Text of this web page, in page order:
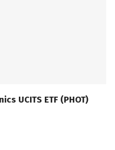
UCITS ETF (PHOT)